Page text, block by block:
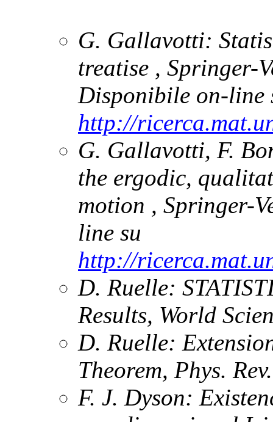
G. Gallavotti:
treatise , Springer-
Disponibile on-line
http://
G. Gallavotti, F.
the ergodic,
motion , Springer-
line su
http://
D. Ruelle:
Results, World
D. Ruelle:
Theorem, Phys.
F. J. Dyson: